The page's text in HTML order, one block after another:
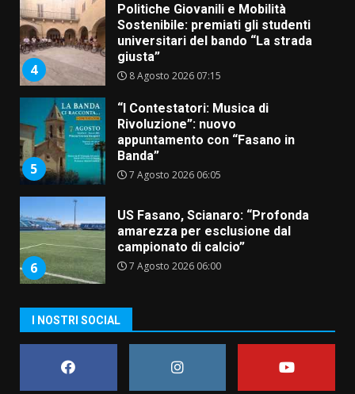
4
Politiche Giovanili e Mobilità
Sostenibile: premiati gli studenti
universitari del bando “La strada
giusta”
8 Agosto 2026 07:15
5
“I Contestatori: Musica di
Rivoluzione”: nuovo
appuntamento con “Fasano in
Banda”
7 Agosto 2026 06:05
6
US Fasano, Scianaro: “Profonda
amarezza per esclusione dal
campionato di calcio”
7 Agosto 2026 06:00
Fasanese ferito a colpi di arma
I NOSTRI SOCIAL